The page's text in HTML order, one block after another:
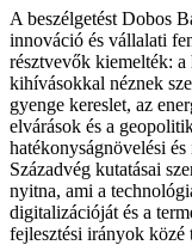
A beszélgetést Dobos
innováció és vállalati
résztvevők kiemelték:
kihívásokkal néznek
gyenge kereslet, az
elvárások és a
hatékonyságnövelési
Századvég kutatásai
nyitna, ami a
digitalizációját és a
fejlesztési irányok közé